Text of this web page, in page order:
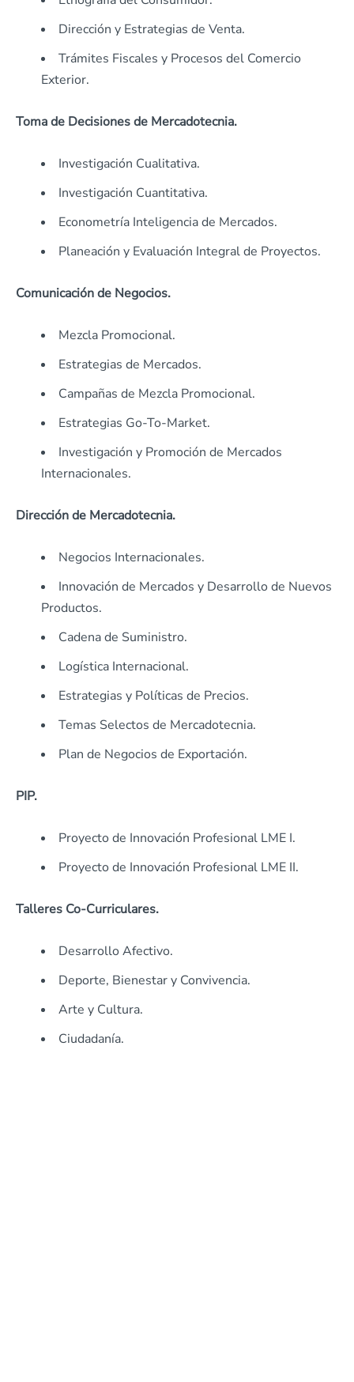
Dirección y Estrategias de Venta.
Trámites Fiscales y Procesos del Comercio
Exterior.
Toma de Decisiones de Mercadotecnia.
Investigación Cualitativa.
Investigación Cuantitativa.
Econometría Inteligencia de Mercados.
Planeación y Evaluación Integral de Proyectos.
Comunicación de Negocios.
Mezcla Promocional.
Estrategias de Mercados.
Campañas de Mezcla Promocional.
Estrategias Go-To-Market.
Investigación y Promoción de Mercados
Internacionales.
Dirección de Mercadotecnia.
Negocios Internacionales.
Innovación de Mercados y Desarrollo de Nuevos
Productos.
Cadena de Suministro.
Logística Internacional.
Estrategias y Políticas de Precios.
Temas Selectos de Mercadotecnia.
Plan de Negocios de Exportación.
PIP.
Proyecto de Innovación Profesional LME I.
Proyecto de Innovación Profesional LME II.
Talleres Co-Curriculares.
Desarrollo Afectivo.
Deporte, Bienestar y Convivencia.
Arte y Cultura.
Ciudadanía.